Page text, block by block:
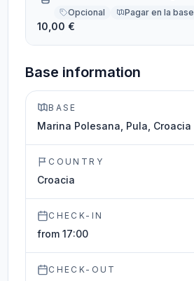
Opcional Pagar en la base
10,00 €
Base information
BASE
Marina Polesana, Pula, Croacia
COUNTRY
Croacia
CHECK-IN
from 17:00
CHECK-OUT